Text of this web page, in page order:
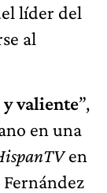
líder del
al
valiente”,
en una
en